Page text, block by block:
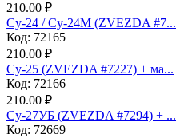
210.00 ₽
Су-24 / Су-24М (ZVEZDA #7...
Код: 72165
210.00 ₽
Су-25 (ZVEZDA #7227) + ма...
Код: 72166
210.00 ₽
Су-27УБ (ZVEZDA #7294) + ...
Код: 72669